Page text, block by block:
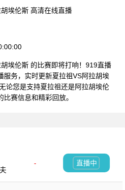
埃伦斯 高清在线直播
埃伦斯 的比赛即将打响！919直播
服务，实时更新夏拉祖VS阿拉胡埃
论您是支持夏拉祖还是阿拉胡埃伦
赛信息和精彩回放。
-
直播中